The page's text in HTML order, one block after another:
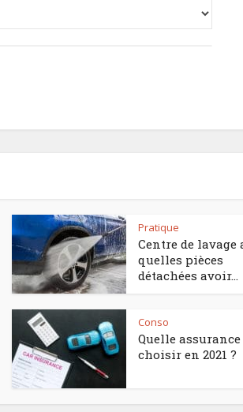
Pratique
Centre de lavage
quelles pièces
détachées avoir...
Conso
Quelle
choisir en 2021 ?